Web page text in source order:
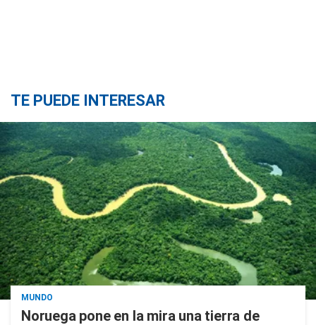
TE PUEDE INTERESAR
MUNDO
Noruega pone en la mira una tierra de